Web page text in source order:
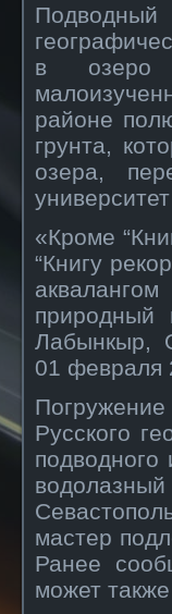
в озеро
районе
грунта,
озера,
«Кроме
“Книгу
Лабынкыр,
01 февраля
Русского
подводного
мастер
Ранее
может